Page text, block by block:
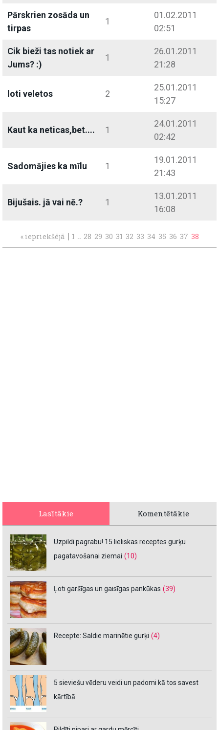
Pārskrien zosāda un
tirpas
1
01.02.2011
02:51
Cik bieži tas notiek ar
Jums? :)
1
26.01.2011
21:28
loti veletos 2
25.01.2011
15:27
Kaut ka neticas,bet.... 1
24.01.2011
02:42
Sadomājies ka mīlu 1
19.01.2011
21:43
Bijušais. jā vai nē.? 1
13.01.2011
16:08
« iepriekšējā | 1 .. 28 29 30 31 32 33 34 35 36 37 38
Lasītākie Komentētākie
Uzpildi pagrabu! 15 lieliskas receptes gurķu
pagatavošanai ziemai (10)
Ļoti garšīgas un gaisīgas pankūkas (39)
Recepte: Saldie marinētie gurķi (4)
5 sieviešu vēderu veidi un padomi kā tos savest
kārtībā